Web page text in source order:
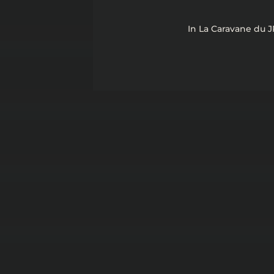
In La Caravane du